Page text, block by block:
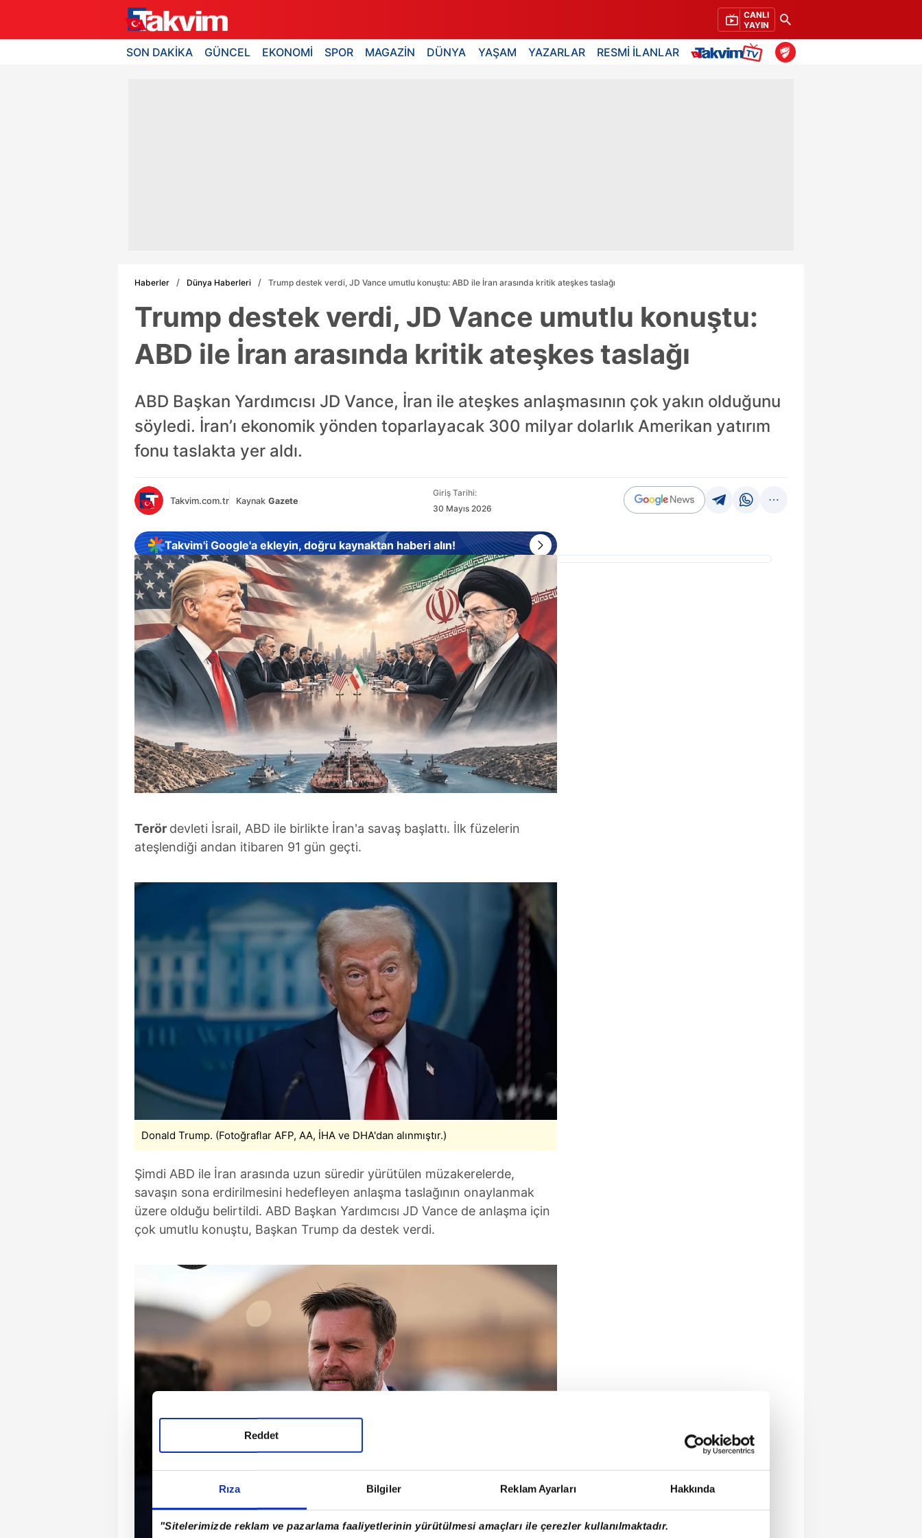
Rıza Bilgiler Reklam Ayarları Hakkında
"Sitelerimizde reklam ve pazarlama faaliyetlerinin yürütülmesi amaçları ile çerezler kullanılmaktadır.
Reddet
CANLI
YAYIN
SON DAKİKA GÜNCEL EKONOMİ SPOR MAGAZİN DÜNYA YAŞAM YAZARLAR RESMİ İLANLAR
Haberler Dünya Haberleri Trump destek verdi, JD Vance umutlu konuştu: ABD ile İran arasında kritik ateşkes taslağı
Trump destek verdi, JD Vance umutlu konuştu:
ABD ile İran arasında kritik ateşkes taslağı
ABD Başkan Yardımcısı JD Vance, İran ile ateşkes anlaşmasının çok yakın olduğunu
söyledi. İran’ı ekonomik yönden toparlayacak 300 milyar dolarlık Amerikan yatırım
fonu taslakta yer aldı.
Takvim.com.tr Kaynak Gazete
Giriş Tarihi:
30 Mayıs 2026
Takvim'i Google'a ekleyin, doğru kaynaktan haberi alın!
Terör devleti İsrail, ABD ile birlikte İran'a savaş başlattı. İlk füzelerin
ateşlendiği andan itibaren 91 gün geçti.
Donald Trump. (Fotoğraflar AFP, AA, İHA ve DHA'dan alınmıştır.)
Şimdi ABD ile İran arasında uzun süredir yürütülen müzakerelerde,
savaşın sona erdirilmesini hedefleyen anlaşma taslağının onaylanmak
üzere olduğu belirtildi. ABD Başkan Yardımcısı JD Vance de anlaşma için
çok umutlu konuştu, Başkan Trump da destek verdi.